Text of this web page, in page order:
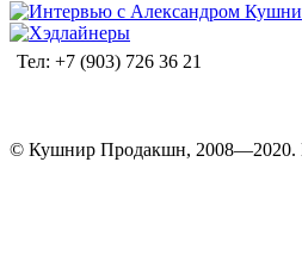
Тел: +7 (903) 726 36 21
© Кушнир Продакшн, 2008—2020.